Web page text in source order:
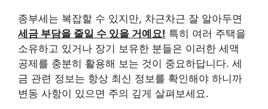
종부세는 복잡할 수 있지만, 차근차근 잘 알아두면
세금 부담을 줄일 수 있을 거예요! 특히 여러 주택을
소유하고 있거나 장기 보유한 분들은 이러한 세액
공제를 충분히 활용해 보는 것이 중요하답니다. 세
금 관련 정보는 항상 최신 정보를 확인해야 하니까
변동 사항이 있으면 주의 깊게 살펴보세요.